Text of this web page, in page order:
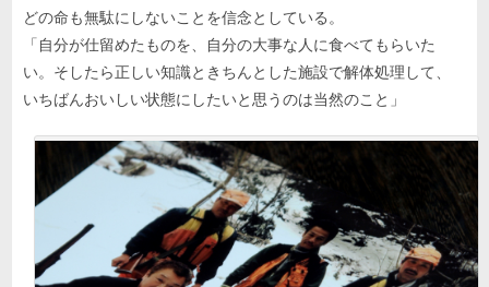
どの命も無駄にしないことを信念としている。
「自分が仕留めたものを、自分の大事な人に食べてもらいた
い。そしたら正しい知識ときちんとした施設で解体処理して、
いちばんおいしい状態にしたいと思うのは当然のこと」